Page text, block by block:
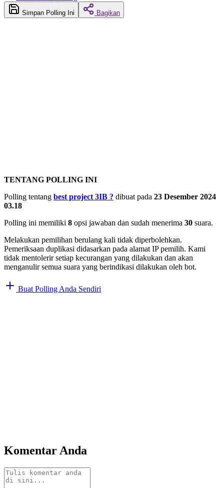
Simpan Polling Ini Bagikan
TENTANG POLLING INI
Polling tentang best project 3IB ? dibuat pada 23 Desember 2024
03.18
Polling ini memiliki 8 opsi jawaban dan sudah menerima 30 suara.
Melakukan pemilihan berulang kali tidak diperbolehkan.
Pemeriksaan duplikasi didasarkan pada alamat IP pemilih. Kami
tidak mentolerir setiap kecurangan yang dilakukan dan akan
menganulir semua suara yang berindikasi dilakukan oleh bot.
Buat Polling Anda Sendiri
Komentar Anda